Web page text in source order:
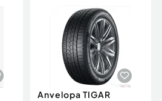
Anvelopa TIGAR